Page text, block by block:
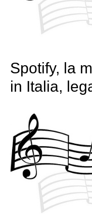
Spotify, la
in Italia,